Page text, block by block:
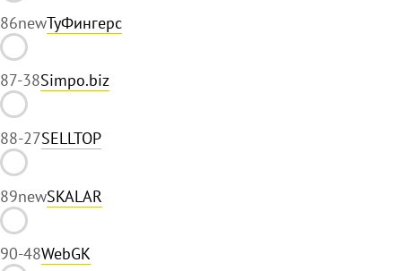
86newТуФингерс
87-38Simpo.biz
88-27SELLTOP
89newSKALAR
90-48WebGK